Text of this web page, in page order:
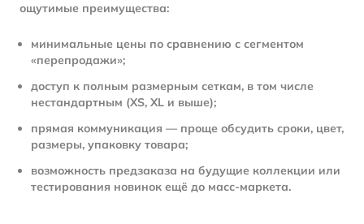
ощутимые преимущества:
минимальные цены по сравнению с сегментом
«перепродажи»;
доступ к полным размерным сеткам, в том числе
нестандартным (XS, XL и выше);
прямая коммуникация — проще обсудить сроки, цвет,
размеры, упаковку товара;
возможность предзаказа на будущие коллекции или
тестирования новинок ещё до масс-маркета.